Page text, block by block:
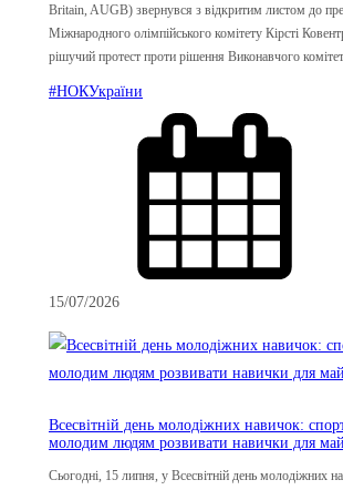
Britain, AUGB) звернувся з відкритим листом до
Міжнародного олімпійського комітету Кірсті
рішучий протест проти рішення Виконавчого
#НОКУкраїни
15/07/2026
Всесвітній день молодіжних навичок:
молодим людям розвивати навички для
Сьогодні, 15 липня, у Всесвітній день молодіжних